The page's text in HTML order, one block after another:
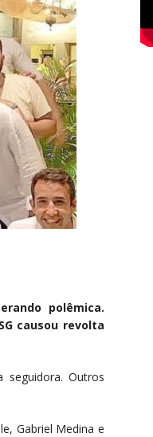
polêmica.
causou revolta
seguidora. Outros
Gabriel Medina e